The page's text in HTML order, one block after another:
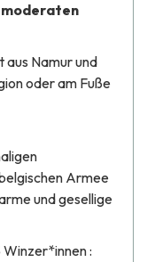
moderaten
Namur und
oder am Fuße
Armee
und gesellige
Winzer*innen :